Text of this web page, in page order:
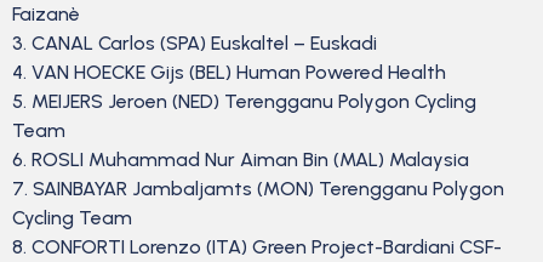
Faizanè
3. CANAL Carlos (SPA) Euskaltel – Euskadi
4. VAN HOECKE Gijs (BEL) Human Powered Health
5. MEIJERS Jeroen (NED) Terengganu Polygon Cycling
Team
6. ROSLI Muhammad Nur Aiman Bin (MAL) Malaysia
7. SAINBAYAR Jambaljamts (MON) Terengganu Polygon
Cycling Team
8. CONFORTI Lorenzo (ITA) Green Project-Bardiani CSF-